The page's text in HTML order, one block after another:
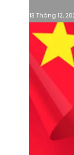
định
thể
Về Chúng Tôi
Bảo Mật
Miễn
#Blog
13 Tháng 12,